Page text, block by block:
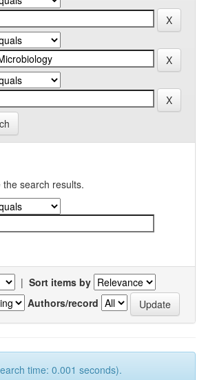
search results.
| Sort items by
Authors/record
time: 0.001 seconds).